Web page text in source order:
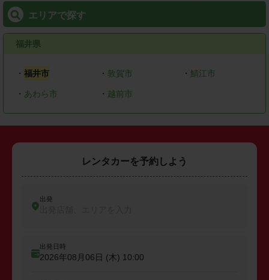
エリアで探す
福井県
・ 福井市 ・ 敦賀市 ・鯖江市
・ あわら市 ・ 越前市
レンタカーを予約しよう
出発
出発日時
2026年08月06日 (木) 10:00